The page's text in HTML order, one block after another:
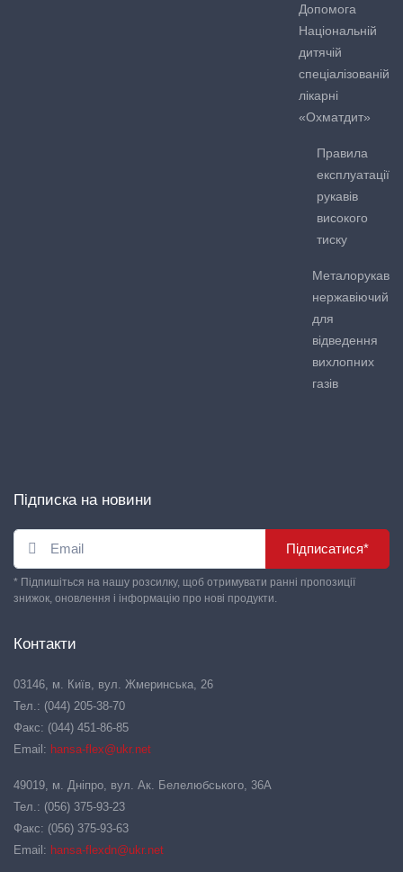
Допомога
Національній
дитячій
спеціалізованій
лікарні
«Охматдит»
Правила
експлуатації
рукавів
високого
тиску
Металорукав
нержавіючий
для
відведення
вихлопних
газів
Підписка на новини
Підписатися*
* Підпишіться на нашу розсилку, щоб отримувати ранні пропозиції
знижок, оновлення і інформацію про нові продукти.
Контакти
03146, м. Київ, вул. Жмеринська, 26
Тел.: (044) 205-38-70
Факс: (044) 451-86-85
Email: hansa-flex@ukr.net
49019, м. Дніпро, вул. Ак. Белелюбського, 36А
Тел.: (056) 375-93-23
Факс: (056) 375-93-63
Email: hansa-flexdn@ukr.net